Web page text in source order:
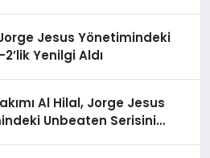
Jesus Yönetimindeki
Yenilgi Aldı
Al Hilal, Jorge Jesus
Unbeaten Serisini